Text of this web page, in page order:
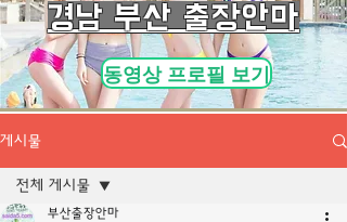
​경남 부산 출장안마
동영상 프로필 보기
게시물
전체 게시물
부산출장안마